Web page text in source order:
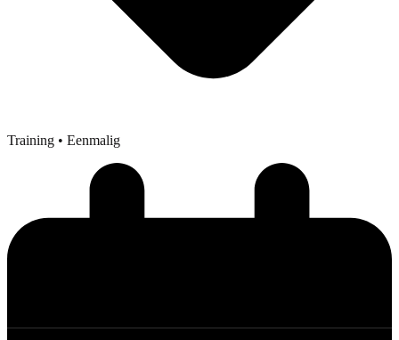
Training • Eenmalig